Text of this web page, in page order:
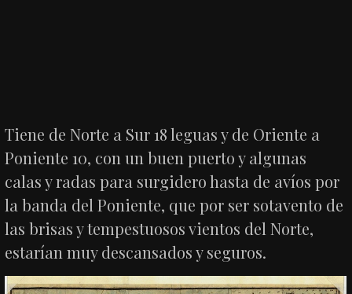
Tiene de Norte a Sur 18 leguas y de Oriente a
Poniente 10, con un buen puerto y algunas
calas y radas para surgidero hasta de avíos por
la banda del Poniente, que por ser sotavento de
las brisas y tempestuosos vientos del Norte,
estarían muy descansados y seguros.